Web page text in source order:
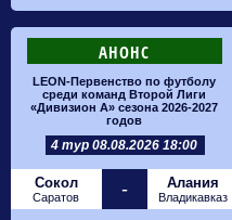
АНОНС
LEON-Первенство по футболу
среди команд Второй Лиги
«Дивизион А» сезона 2026-2027
годов
4 тур 08.08.2026 18:00
Сокол
Саратов - Алания
Владикавказ